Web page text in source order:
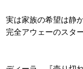
実は家族の希望は静
完全アウェーのスタ